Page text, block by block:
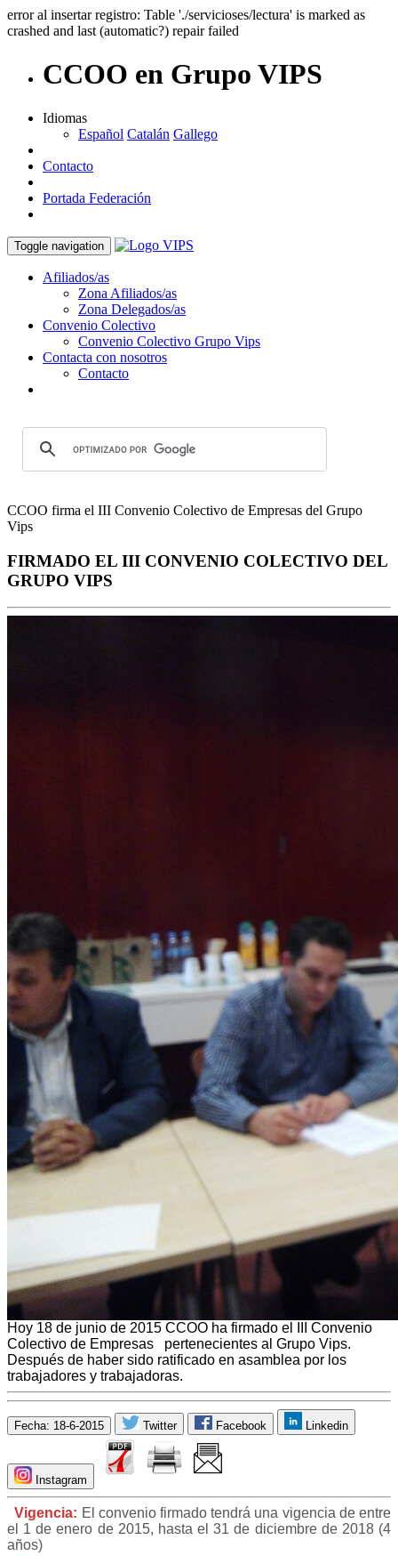
error al insertar registro: Table './servicioses/lectura' is marked as
crashed and last (automatic?) repair failed
CCOO en Grupo VIPS
Idiomas
Español Catalán Gallego
Contacto
Portada Federación
Toggle navigation
Afiliados/as
Zona Afiliados/as
Zona Delegados/as
Convenio Colectivo
Convenio Colectivo Grupo Vips
Contacta con nosotros
Contacto
CCOO firma el III Convenio Colectivo de Empresas del Grupo
Vips
FIRMADO EL III CONVENIO COLECTIVO DEL
GRUPO VIPS
Hoy 18 de junio de 2015 CCOO ha firmado el III Convenio
Colectivo de Empresas
pertenecientes al Grupo Vips.
Después de haber sido ratificado en asamblea por los
trabajadores y trabajadoras.
Fecha: 18-6-2015 Twitter Facebook Linkedin
Instagram
Vigencia: El convenio firmado tendrá una vigencia de entre
el 1 de enero de 2015, hasta el 31 de diciembre de 2018 (4
años)